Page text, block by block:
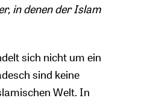
in denen der Islam
sich nicht um ein
sind keine
Welt. In